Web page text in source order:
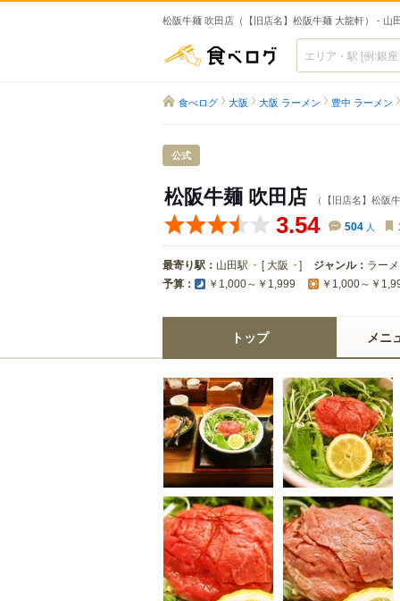
松阪牛麺 吹田店（【旧店名】松阪牛麺 大龍軒） - 山
食べログ
食べログ 大阪 大阪 ラーメン 豊中 ラーメン
公式
松阪牛麺 吹田店 （【旧店名】松阪
3.54 504 人
最寄り駅： 山田駅 [ 大阪 ] ジャンル： ラー
予算： ￥1,000～￥1,999 ￥1,000～￥
トップ メニ